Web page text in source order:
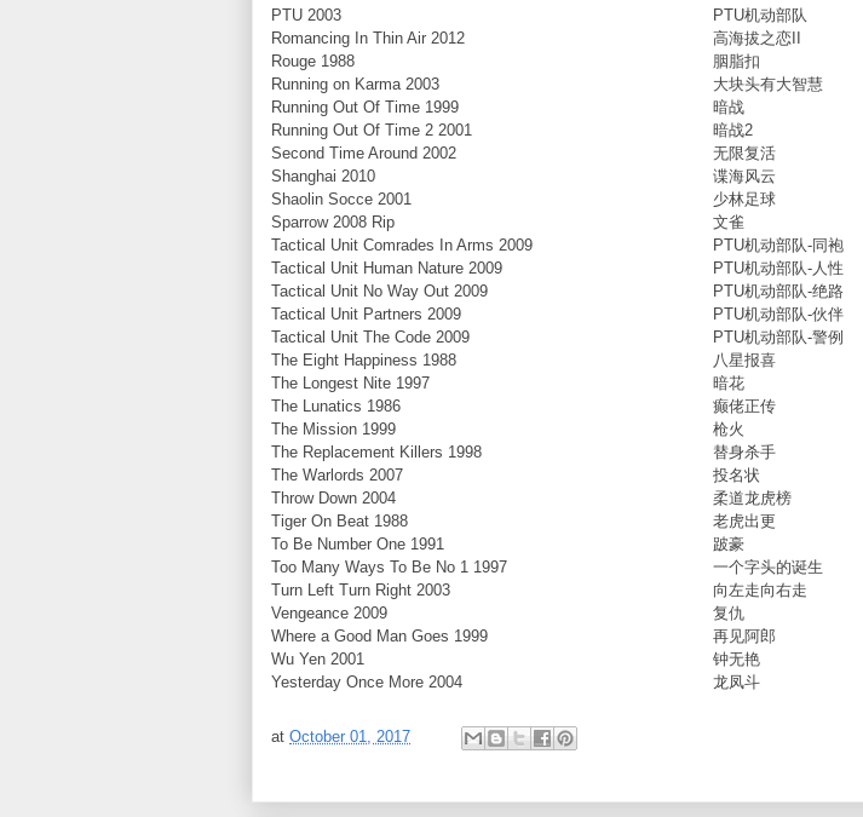
PTU 2003
PTU机动部队
Romancing In Thin Air 2012
高海拔之恋II
Rouge 1988
胭脂扣
Running on Karma 2003
大块头有大智慧
Running Out Of Time 1999
暗战
Running Out Of Time 2 2001
暗战2
Second Time Around 2002
无限复活
Shanghai 2010
谍海风云
Shaolin Socce 2001
少林足球
Sparrow 2008 Rip
文雀
Tactical Unit Comrades In Arms 2009
PTU机动部队-同袍
Tactical Unit Human Nature 2009
PTU机动部队-人性
Tactical Unit No Way Out 2009
PTU机动部队-绝路
Tactical Unit Partners 2009
PTU机动部队-伙伴
Tactical Unit The Code 2009
PTU机动部队-警例
The Eight Happiness 1988
八星报喜
The Longest Nite 1997
暗花
The Lunatics 1986
癫佬正传
The Mission 1999
枪火
The Replacement Killers 1998
替身杀手
The Warlords 2007
投名状
Throw Down 2004
柔道龙虎榜
Tiger On Beat 1988
老虎出更
To Be Number One 1991
跛豪
Too Many Ways To Be No 1 1997
一个字头的诞生
Turn Left Turn Right 2003
向左走向右走
Vengeance 2009
复仇
Where a Good Man Goes 1999
再见阿郎
Wu Yen 2001
钟无艳
Yesterday Once More 2004
龙凤斗
at October 01, 2017